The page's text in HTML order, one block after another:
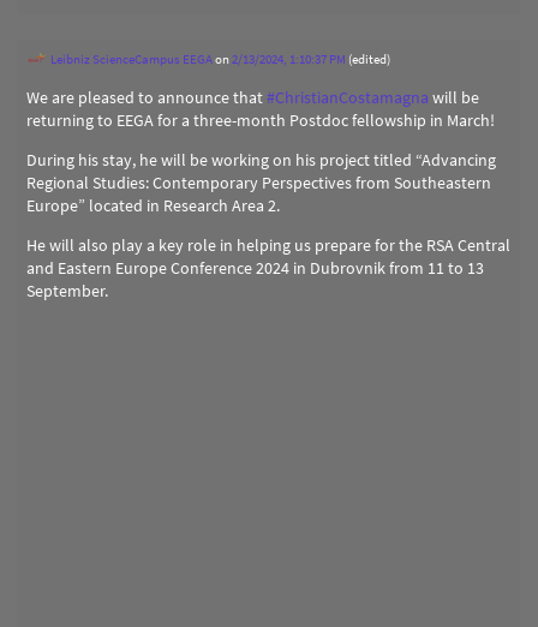
Leibniz ScienceCampus EEGAon2/13/2024, 1:10:37 PM (edited)
We are pleased to announce that#ChristianCostamagna will be
returning to EEGA for a three-month Postdoc fellowship in March!
During his stay, he will be working on his project titled “Advancing
Regional Studies: Contemporary Perspectives from Southeastern
Europe” located in Research Area 2.
He will also play a key role in helping us prepare for the RSA Central
and Eastern Europe Conference 2024 in Dubrovnik from 11 to 13
September.